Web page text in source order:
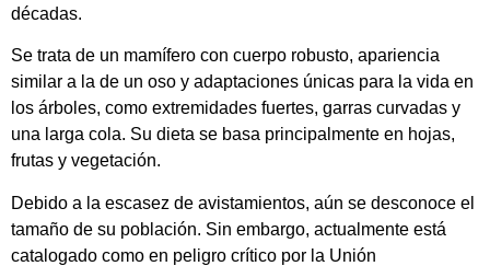
décadas.
Se trata de un mamífero con cuerpo robusto, apariencia
similar a la de un oso y adaptaciones únicas para la vida en
los árboles, como extremidades fuertes, garras curvadas y
una larga cola. Su dieta se basa principalmente en hojas,
frutas y vegetación.
Debido a la escasez de avistamientos, aún se desconoce el
tamaño de su población. Sin embargo, actualmente está
catalogado como en peligro crítico por la Unión